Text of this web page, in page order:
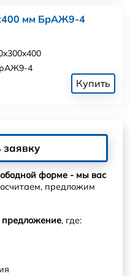
мм БрАЖ9-4
4
Купить
заявку
форме - мы вас
предложим
предложение, где: